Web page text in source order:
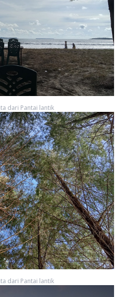
dari Pantai lantik
dari Pantai lantik